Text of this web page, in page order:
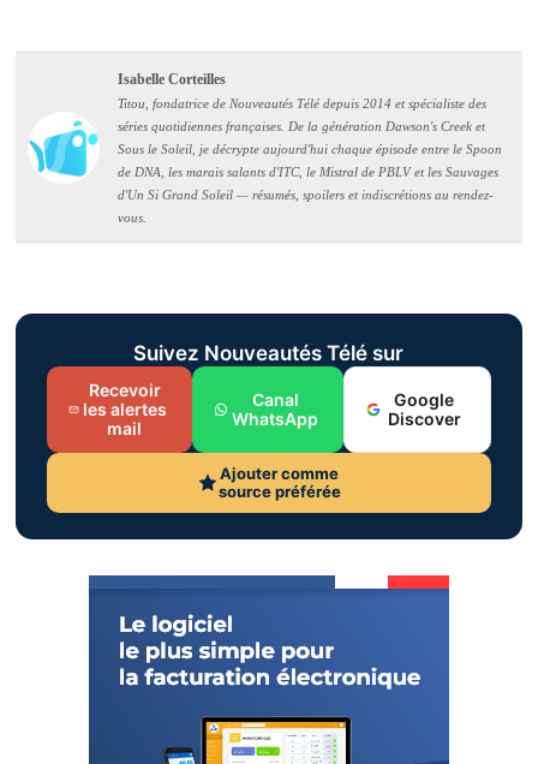
Isabelle Corteilles
Titou, fondatrice de Nouveautés Télé depuis 2014 et spécialiste des
séries quotidiennes françaises. De la génération Dawson's Creek et
Sous le Soleil, je décrypte aujourd'hui chaque épisode entre le Spoon
de DNA, les marais salants d'ITC, le Mistral de PBLV et les Sauvages
d'Un Si Grand Soleil — résumés, spoilers et indiscrétions au rendez-
vous.
Suivez Nouveautés Télé sur
Recevoir
les alertes
mail
Canal
WhatsApp
Google
Discover
Ajouter comme
source préférée